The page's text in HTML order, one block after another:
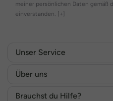
meiner persönlichen Daten gemäß
einverstanden. [+]
Unser Service
Über uns
Brauchst du Hilfe?